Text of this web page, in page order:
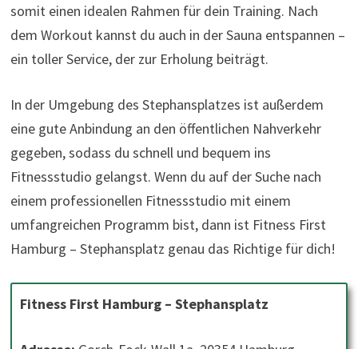
somit einen idealen Rahmen für dein Training. Nach
dem Workout kannst du auch in der Sauna entspannen –
ein toller Service, der zur Erholung beiträgt.
In der Umgebung des Stephansplatzes ist außerdem
eine gute Anbindung an den öffentlichen Nahverkehr
gegeben, sodass du schnell und bequem ins
Fitnessstudio gelangst. Wenn du auf der Suche nach
einem professionellen Fitnessstudio mit einem
umfangreichen Programm bist, dann ist Fitness First
Hamburg – Stephansplatz genau das Richtige für dich!
Fitness First Hamburg – Stephansplatz